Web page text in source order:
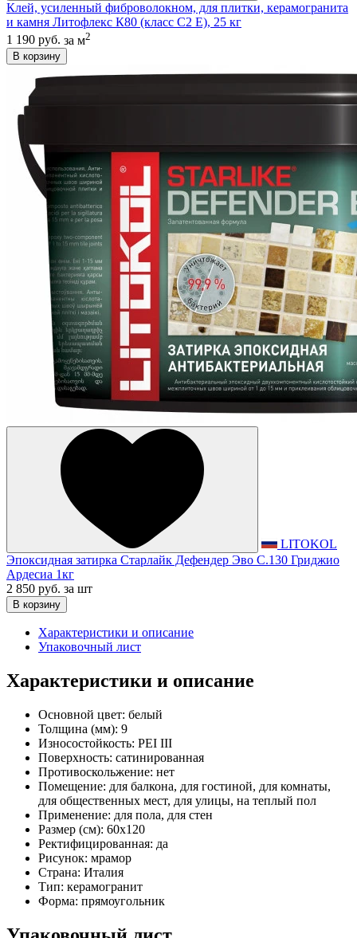
Клей, усиленный фиброволокном, для плитки, керамогранита
и камня Литофлекс К80 (класс С2 E), 25 кг
1 190 руб. за м2
В корзину
LITOKOL
Эпоксидная затирка Старлайк Дефендер Эво С.130 Гриджио
Ардесиа 1кг
2 850 руб. за шт
В корзину
Характеристики и описание
Упаковочный лист
Характеристики и описание
Основной цвет: белый
Толщина (мм): 9
Износостойкость: PEI III
Поверхность: сатинированная
Противоскольжение: нет
Помещение: для балкона, для гостиной, для комнаты,
для общественных мест, для улицы, на теплый пол
Применение: для пола, для стен
Размер (см): 60x120
Ректифицированная: да
Рисунок: мрамор
Страна: Италия
Тип: керамогранит
Форма: прямоугольник